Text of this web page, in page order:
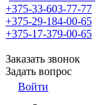
+375-33-603-77-77
+375-29-184-00-65
+375-17-379-00-65
Заказать звонок
Задать вопрос
Войти